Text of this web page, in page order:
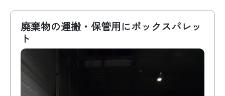
容量
形状
廃棄物の運搬・保管用にボックスパレッ
ト